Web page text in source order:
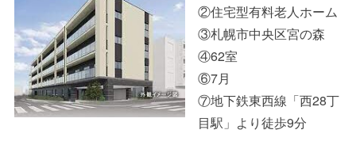
②住宅型有料老人ホーム
③札幌市中央区宮の森
④62室
⑥7月
⑦地下鉄東西線「西28丁
目駅」より徒歩9分